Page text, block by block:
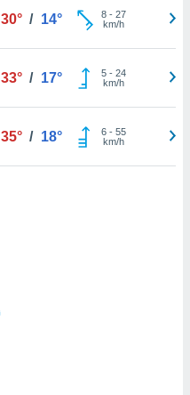
30° / 14° 8- 27
km/h
33° / 17° 5- 24
km/h
35° / 18° 6- 55
km/h